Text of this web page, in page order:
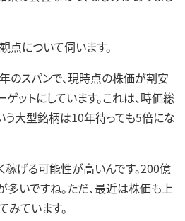
について伺います。
スパンで、現時点の株価が割安
ットにしています。これは、時価総
う大型銘柄は10年待っても5倍にな
げる可能性が高いんです。200億
いですね。ただ、最近は株価も上
みています。